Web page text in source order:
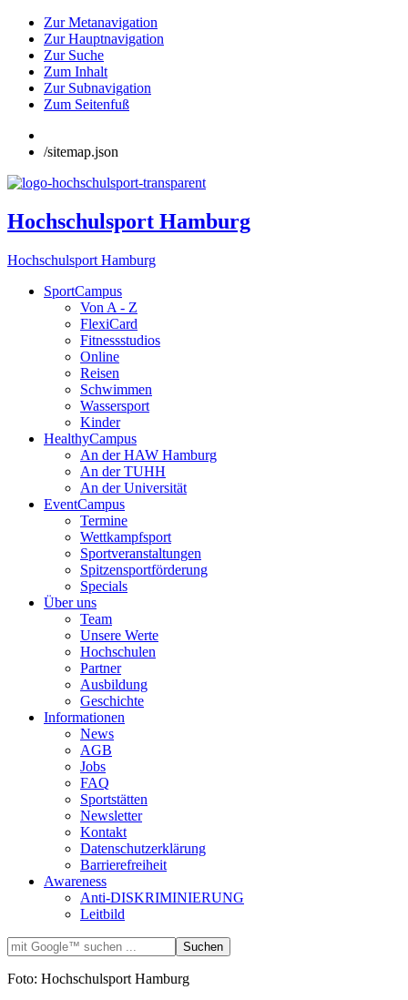
Zur Metanavigation
Zur Hauptnavigation
Zur Suche
Zum Inhalt
Zur Subnavigation
Zum Seitenfuß
/sitemap.json
Hochschulsport Hamburg
Hochschulsport Hamburg
SportCampus
Von A - Z
FlexiCard
Fitnessstudios
Online
Reisen
Schwimmen
Wassersport
Kinder
HealthyCampus
An der HAW Hamburg
An der TUHH
An der Universität
EventCampus
Termine
Wettkampfsport
Sportveranstaltungen
Spitzensportförderung
Specials
Über uns
Team
Unsere Werte
Hochschulen
Partner
Ausbildung
Geschichte
Informationen
News
AGB
Jobs
FAQ
Sportstätten
Newsletter
Kontakt
Datenschutzerklärung
Barrierefreiheit
Awareness
Anti-DISKRIMINIERUNG
Leitbild
Foto: Hochschulsport Hamburg